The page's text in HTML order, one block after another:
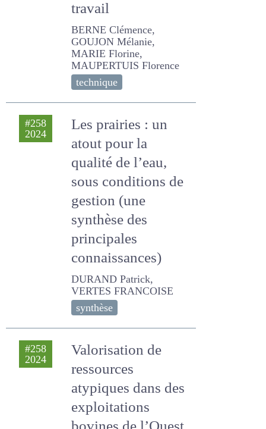
BERNE Clémence,
GOUJON Mélanie, MARIE
Florine, MAUPERTUIS
Florence
technique
#258
2024
Les prairies : un
atout pour la
qualité de l’eau,
sous conditions de
gestion (une
synthèse des
principales
connaissances)
DURAND Patrick, VERTES
FRANCOISE
synthèse
#258
2024
Valorisation de
ressources
atypiques dans des
exploitations
bovines de l’Ouest